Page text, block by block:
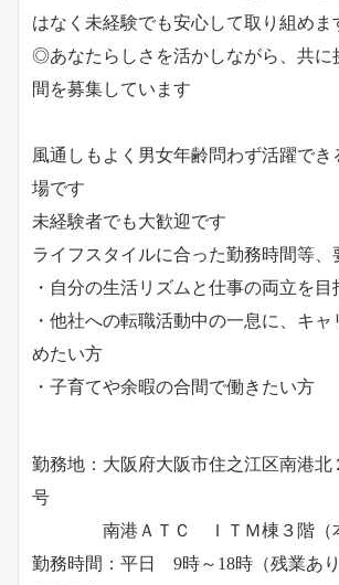
はなく未経験でも安心して取り組めま
◎あなたらしさを活かしながら、共に
間を募集しています
風通しもよく男女年齢問わず活躍でき
場です
未経験者でも大歓迎です
ライフスタイルに合った勤務時間等、
・自分の生活リズムと仕事の両立を目
・他社への転職活動中の一息に、キ
めたい方
・子育てや余暇の合間で働きたい方
勤務地：大阪府大阪市住之江区南港北
号
南港ＡＴＣ ＩＴＭ棟３階（本
勤務時間：平日 9時～18時（残業あ